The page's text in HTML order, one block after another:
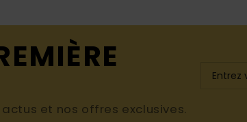
et nos offres exclusives.